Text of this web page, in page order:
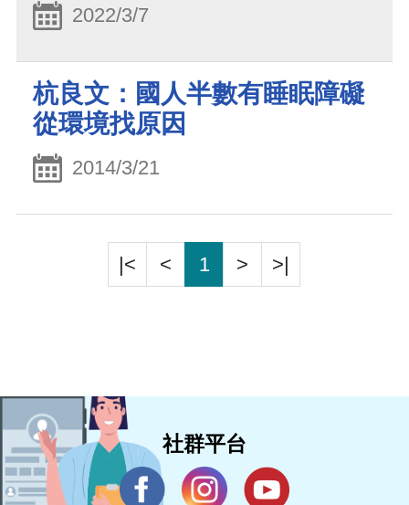
2022/3/7
杭良文：國人半數有睡眠障礙
從環境找原因
2014/3/21
|< < 1 > >|
社群平台